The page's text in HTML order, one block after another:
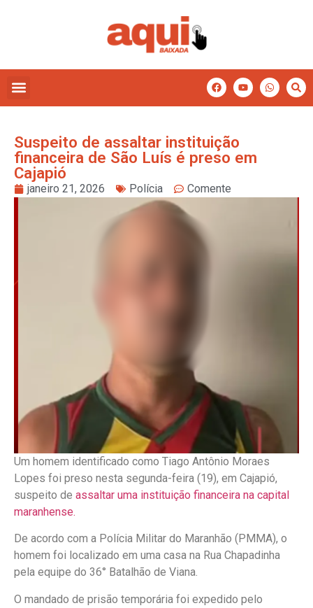
Suspeito de assaltar instituição
financeira de São Luís é preso em
Cajapió
janeiro 21, 2026 Polícia Comente
Um homem identificado como Tiago Antônio Moraes
Lopes foi preso nesta segunda-feira (19), em Cajapió,
suspeito de assaltar uma instituição financeira na capital
maranhense.
De acordo com a Polícia Militar do Maranhão (PMMA), o
homem foi localizado em uma casa na Rua Chapadinha
pela equipe do 36° Batalhão de Viana.
O mandado de prisão temporária foi expedido pelo